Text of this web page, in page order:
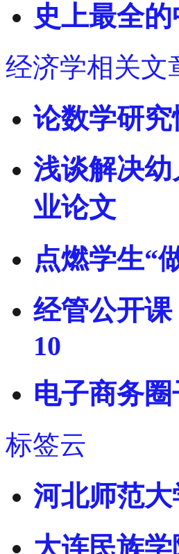
史上最全
经济学相关文
论数学研
浅谈解决
业论文
点燃学生“
经管公开
10
电子商务
标签云
河北师范
大连民族学